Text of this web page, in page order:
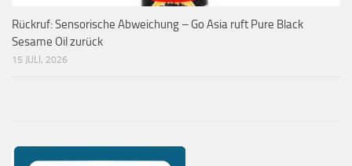
Rückruf: Sensorische Abweichung – Go Asia ruft Pure Black
Sesame Oil zurück
15 JULI, 2026